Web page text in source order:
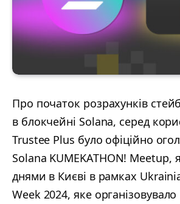
Про початок розрахунків
в блокчейні Solana, серед
Trustee Plus було офіційно
Solana KUMEKATHON!
днями в Києві в рамках
Week 2024, яке